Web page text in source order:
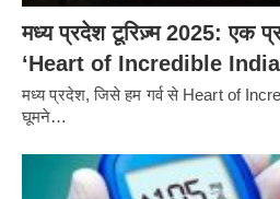
मध्य प्रदेश टूरिज़्म 2025: एक
‘Heart of Incredible
मध्य प्रदेश, जिसे हम गर्व से Heart of
घूमने…